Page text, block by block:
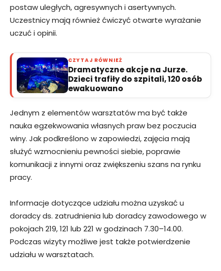
postaw uległych, agresywnych i asertywnych.
Uczestnicy mają również ćwiczyć otwarte wyrażanie
uczuć i opinii.
CZYTAJ RÓWNIEŻ
Dramatyczne akcje na Jurze.
Dzieci trafiły do szpitali, 120 osób
ewakuowano
Jednym z elementów warsztatów ma być także
nauka egzekwowania własnych praw bez poczucia
winy. Jak podkreślono w zapowiedzi, zajęcia mają
służyć wzmocnieniu pewności siebie, poprawie
komunikacji z innymi oraz zwiększeniu szans na rynku
pracy.
Informacje dotyczące udziału można uzyskać u
doradcy ds. zatrudnienia lub doradcy zawodowego w
pokojach 219, 121 lub 221 w godzinach 7.30–14.00.
Podczas wizyty możliwe jest także potwierdzenie
udziału w warsztatach.